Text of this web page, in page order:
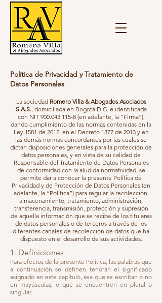
Política de Privacidad y Tratamiento de
Datos Personales
La sociedad Romero Villa & Abogados Asociados
S.A.S., domiciliada en Bogotá D.C. e identificada
con NIT 900.043.115-8(en adelante, la “Firma”),
dando cumplimiento de las normas contenidas en la
Ley 1581 de 2012, en el Decreto 1377 de 2013 y en
las demás normas concordantes por las cuales se
dictan disposiciones generales para la protección de
datos personales, y en vista de su calidad de
Responsable del Tratamiento de Datos Personales
de conformidad con la aludida normatividad, se
permite dar a conocer la presente Política de
Privacidad y de Protección de Datos Personales (en
adelante, la “Política”) para regular la recolección,
almacenamiento, tratamiento, administración,
transferencia, transmisión, protección y supresión
de aquella información que se reciba de los titulares
de datos personales o de terceros a través de los
diferentes canales de recolección de datos que ha
dispuesto en el desarrollo de sus actividades.
1. Definiciones
Para efectos de la presente Política, las palabras que
a continuación se definen tendrán el significado
asignado en este capítulo, sea que se escriban o no
en mayúsculas, o que se encuentren en plural o
singular.